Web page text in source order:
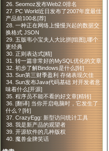
26. Seomoz发布Web2.0排名
27. PC World近日发布了2007年度最佳
产品前100名[荐]
28. 一种正在网络上慢慢兴起的数据交
换格式 JSON
29. 五版韦小宝夫人大比拼[组图],哪个
更经典
30. 正则表达式[精]
31. 转一篇非常好的MySQL优化的文章
32. 初步了解Bindows是什么[转]
33. Sun第三财季盈利 存储表现欠佳
34. Sun发布Java代码基础 对开发者意
味着什么[开源]
35. 程序员不能不看的好文章[精转]
36. [翻译] 当你开启电脑时，它发生了
什么？[转]
37. CrazyEgg: 新型访问统计工具
38. 我是新产品的观望者
39. 开源软件的几种版权
40. 魔兽金牌笑话